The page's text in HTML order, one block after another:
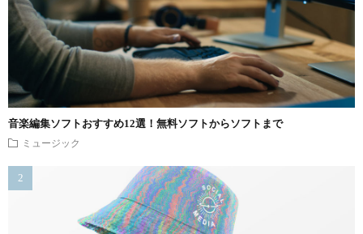
音楽編集ソフトおすすめ12選！無料ソフトからソフトまで
ミュージック